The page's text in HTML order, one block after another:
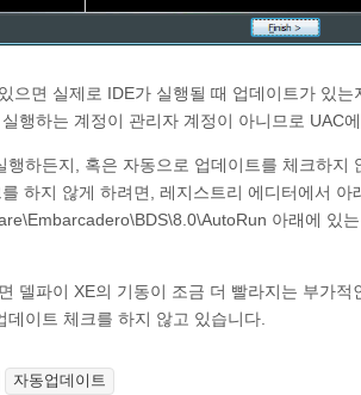
으면 실제로 IDE가 실행될 때 업데이트가 있
행하는 계정이 관리자 계정이 아니므로 UAC
행하든지, 혹은 자동으로 업데이트를 체크하지
하지 않게 하려면, 레지스트리 에디터에서 아
아래에 있
델파이 XE의 기동이 조금 더 빨라지는 부가
이트 체크를 하지 않고 있습니다.
자동업데이트